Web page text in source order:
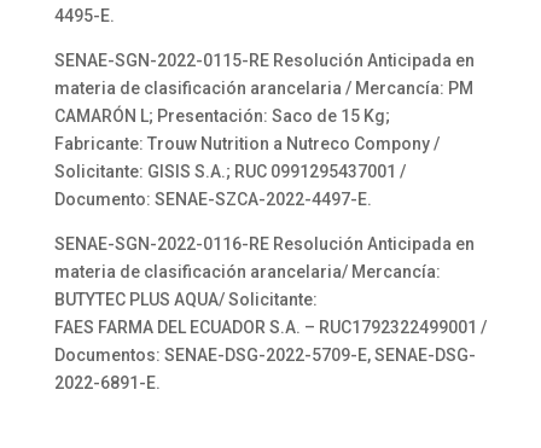
4495-E.
SENAE-SGN-2022-0115-RE Resolución Anticipada en
materia de clasificación arancelaria / Mercancía: PM
CAMARÓN L; Presentación: Saco de 15 Kg;
Fabricante: Trouw Nutrition a Nutreco Compony /
Solicitante: GISIS S.A.; RUC 0991295437001 /
Documento: SENAE-SZCA-2022-4497-E.
SENAE-SGN-2022-0116-RE Resolución Anticipada en
materia de clasificación arancelaria/ Mercancía:
BUTYTEC PLUS AQUA/ Solicitante:
FAES FARMA DEL ECUADOR S.A. – RUC1792322499001 /
Documentos: SENAE-DSG-2022-5709-E, SENAE-DSG-
2022-6891-E.